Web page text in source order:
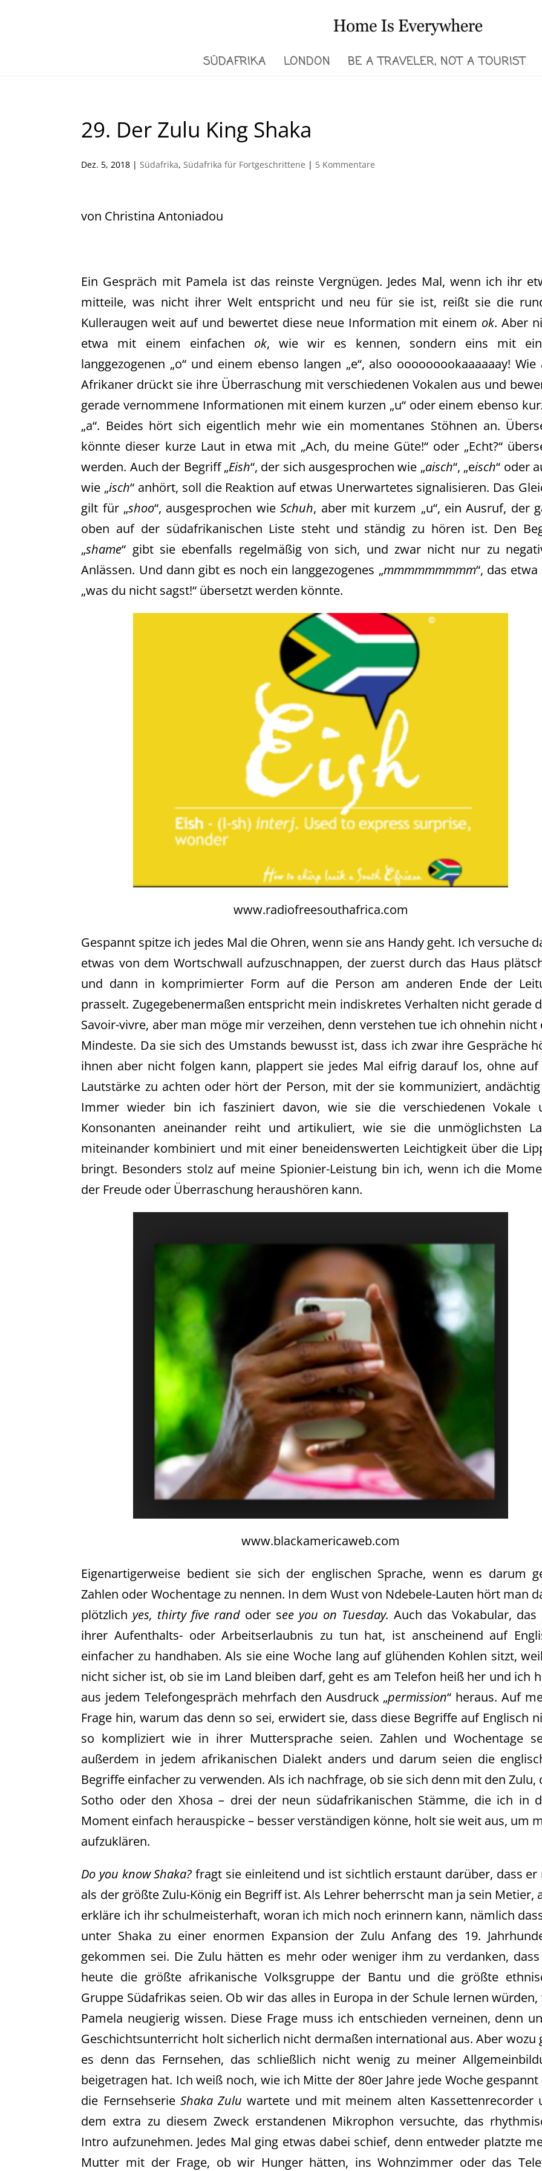
SÜDAFRIKA LONDON BE A TRAVELER, NOT A TOURIST
29. Der Zulu King Shaka
Dez. 5, 2018 |Südafrika,Südafrika für Fortgeschrittene | 5 Kommentare
von Christina Antoniadou
Ein Gespräch mit Pamela ist das reinste Vergnügen. Jedes Mal, wenn ich ihr
mitteile, was nicht ihrer Welt entspricht und neu für sie ist, reißt sie die
Kulleraugen weit auf und bewertet diese neue Information mit einem ok. Aber
etwa mit einem einfachen ok, wie wir es kennen, sondern eins mit
langgezogenen „o“ und einem ebenso langen „e“, also ooooooookaaaaaay! Wie
Afrikaner drückt sie ihre Überraschung mit verschiedenen Vokalen aus und
gerade vernommene Informationen mit einem kurzen „u“ oder einem ebenso
„a“. Beides hört sich eigentlich mehr wie ein momentanes Stöhnen an.
könnte dieser kurze Laut in etwa mit „Ach, du meine Güte!“ oder „Echt?“
werden. Auch der Begriff „Eish“, der sich ausgesprochen wie „aisch“, „eisch“ oder
wie „isch“ anhört, soll die Reaktion auf etwas Unerwartetes signalisieren. Das
gilt für „shoo“, ausgesprochen wieSchuh, aber mit kurzem „u“, ein Ausruf, der
oben auf der südafrikanischen Liste steht und ständig zu hören ist. Den
„shame“ gibt sie ebenfalls regelmäßig von sich, und zwar nicht nur zu
Anlässen. Und dann gibt es noch ein langgezogenes „mmmmmmmmm“, das
„was du nicht sagst!“ übersetzt werden könnte.
www.radiofreesouthafrica.com
Gespannt spitze ich jedes Mal die Ohren, wenn sie ans Handy geht. Ich versuche
etwas von dem Wortschwall aufzuschnappen, der zuerst durch das Haus
und dann in komprimierter Form auf die Person am anderen Ende der
prasselt. Zugegebenermaßen entspricht mein indiskretes Verhalten nicht gerade
Savoir-vivre, aber man möge mir verzeihen, denn verstehen tue ich ohnehin nicht
Mindeste. Da sie sich des Umstands bewusst ist, dass ich zwar ihre Gespräche
ihnen aber nicht folgen kann, plappert sie jedes Mal eifrig darauf los, ohne auf
Lautstärke zu achten oder hört der Person, mit der sie kommuniziert, andächtig
Immer wieder bin ich fasziniert davon, wie sie die verschiedenen Vokale
Konsonanten aneinander reiht und artikuliert, wie sie die unmöglichsten
miteinander kombiniert und mit einer beneidenswerten Leichtigkeit über die
bringt. Besonders stolz auf meine Spionier-Leistung bin ich, wenn ich die
der Freude oder Überraschung heraushören kann.
www.blackamericaweb.com
Eigenartigerweise bedient sie sich der englischen Sprache, wenn es darum
Zahlen oder Wochentage zu nennen. In dem Wust von Ndebele-Lauten hört man
plötzlich yes, thirty five rand oder see you on Tuesday. Auch das Vokabular,
ihrer Aufenthalts- oder Arbeitserlaubnis zu tun hat, ist anscheinend auf
einfacher zu handhaben. Als sie eine Woche lang auf glühenden Kohlen sitzt,
nicht sicher ist, ob sie im Land bleiben darf, geht es am Telefon heiß her und ich
aus jedem Telefongespräch mehrfach den Ausdruck „permission“ heraus. Auf
Frage hin, warum das denn so sei, erwidert sie, dass diese Begriffe auf Englisch
so kompliziert wie in ihrer Muttersprache seien. Zahlen und Wochentage
außerdem in jedem afrikanischen Dialekt anders und darum seien die
Begriffe einfacher zu verwenden. Als ich nachfrage, ob sie sich denn mit den Zulu,
Sotho oder den Xhosa – drei der neun südafrikanischen Stämme, die ich in
Moment einfach herauspicke – besser verständigen könne, holt sie weit aus, um
aufzuklären.
Do you know Shaka?fragt sie einleitend und ist sichtlich erstaunt darüber, dass er
als der größte Zulu-König ein Begriff ist. Als Lehrer beherrscht man ja sein Metier,
erkläre ich ihr schulmeisterhaft, woran ich mich noch erinnern kann, nämlich
unter Shaka zu einer enormen Expansion der Zulu Anfang des 19.
gekommen sei. Die Zulu hätten es mehr oder weniger ihm zu verdanken,
heute die größte afrikanische Volksgruppe der Bantu und die größte
Gruppe Südafrikas seien. Ob wir das alles in Europa in der Schule lernen würden,
Pamela neugierig wissen. Diese Frage muss ich entschieden verneinen, denn
Geschichtsunterricht holt sicherlich nicht dermaßen international aus. Aber wozu
es denn das Fernsehen, das schließlich nicht wenig zu meiner
beigetragen hat. Ich weiß noch, wie ich Mitte der 80er Jahre jede Woche
die Fernsehserie Shaka Zulu wartete und mit meinem alten Kassettenrecorder
dem extra zu diesem Zweck erstandenen Mikrophon versuchte, das
Intro aufzunehmen. Jedes Mal ging etwas dabei schief, denn entweder platzte
Mutter mit der Frage, ob wir Hunger hätten, ins Wohnzimmer oder das